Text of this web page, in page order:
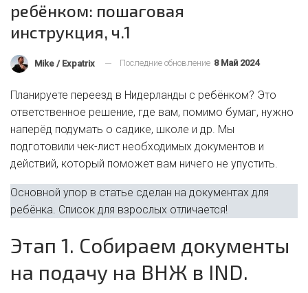
ребёнком: пошаговая
инструкция, ч.1
Mike / Expatrix Последние обновление 8 Май 2024
Планируете переезд в Нидерланды с ребёнком? Это
ответственное решение, где вам, помимо бумаг, нужно
наперёд подумать о садике, школе и др. Мы
подготовили чек-лист необходимых документов и
действий, который поможет вам ничего не упустить.
Основной упор в статье сделан на документах для
ребёнка. Список для взрослых отличается!
Этап 1. Собираем документы
на подачу на ВНЖ в IND.